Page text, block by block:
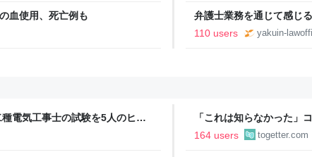
血使用、死亡例も
弁護士業務を通じて感じ
110 users
yakuin-
電気工事士の試験を5人のヒロ
番形式CBT模擬試験”で本格的
「これは知らなかった」
るも、インチ目盛りを付
164 users togetter.com